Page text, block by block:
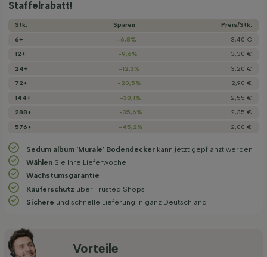
Staffelrabatt!
Stk. Sparen
Preis/­Stk.
6+
-6,8%
3,40 €
12+
-9,6%
3,30 €
24+
-12,3%
3,20 €
72+
-20,5%
2,90 €
144+
-30,1%
2,55 €
288+
-35,6%
2,35 €
576+
-45,2% 2,00 €
Sedum album 'Murale' Bodendecker kann jetzt gepflanzt werden
Wählen Sie Ihre Lieferwoche
Wachstums­garantie
Käuferschutz über Trusted Shops
Sichere und schnelle Lieferung in ganz Deutschland
Vorteile